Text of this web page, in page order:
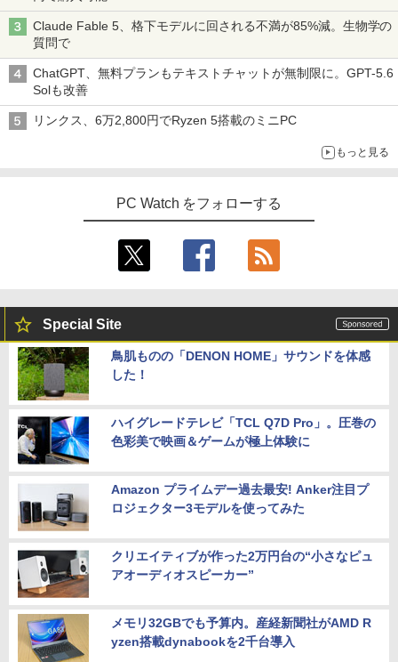
Claude Fable 5、格下モデルに回される不満が85%減。生物学の
質問で
ChatGPT、無料プランもテキストチャットが無制限に。GPT-5.6
Solも改善
リンクス、6万2,800円でRyzen 5搭載のミニPC
もっと見る
PC Watch をフォローする
Special Site
鳥肌ものの「DENON HOME」サウンドを体感
した！
ハイグレードテレビ「TCL Q7D Pro」。圧巻の
色彩美で映画＆ゲームが極上体験に
Amazon プライムデー過去最安! Anker注目プ
ロジェクター3モデルを使ってみた
クリエイティブが作った2万円台の“小さなピュ
アオーディオスピーカー”
メモリ32GBでも予算内。産経新聞社がAMD R
yzen搭載dynabookを2千台導入